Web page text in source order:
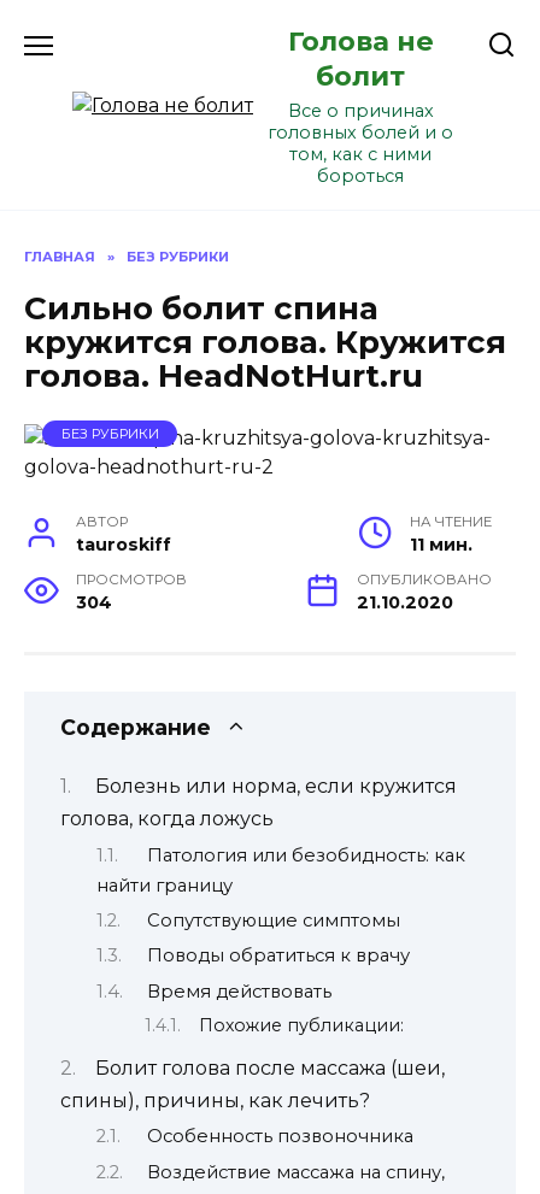
Голова не
болит
Все о причинах
головных болей и о
том, как с ними
бороться
ГЛАВНАЯ » БЕЗ РУБРИКИ
Сильно болит спина
кружится голова. Кружится
голова. HeadNotHurt.ru
БЕЗ РУБРИКИ
АВТОР
tauroskiff
НА ЧТЕНИЕ
11 мин.
ПРОСМОТРОВ
304
ОПУБЛИКОВАНО
21.10.2020
Содержание
Болезнь или норма, если кружится
голова, когда ложусь
Патология или безобидность: как
найти границу
Сопутствующие симптомы
Поводы обратиться к врачу
Время действовать
Похожие публикации:
Болит голова после массажа (шеи,
спины), причины, как лечить?
Особенность позвоночника
Воздействие массажа на спину,